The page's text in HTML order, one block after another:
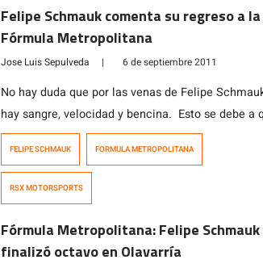
Los cinco mejores tiempos los completaron […]
Felipe Schmauk comenta su regreso a la
Fórmula Metropolitana
Jose Luis Sepulveda | 6 de septiembre 2011
No hay duda que por las venas de Felipe
hay sangre, velocidad y bencina. Esto se debe a
familia ha estado relacionada con el mundo
Rally. Su hermano mayor -de igual nombre que […]
FELIPE SCHMAUK FORMULA METROPOLITANA
RSX MOTORSPORTS
Fórmula Metropolitana: Felipe Schmauk
finalizó octavo en Olavarría